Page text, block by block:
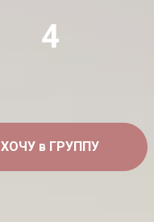
4
ХОЧУ в ГРУППУ